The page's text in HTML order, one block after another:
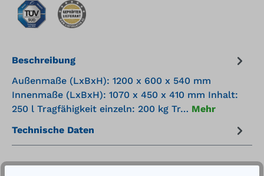
Beschreibung
Außenmaße (LxBxH): 1200 x 600 x 540 mm
Innenmaße (LxBxH): 1070 x 450 x 410 mm Inhalt:
250 l Tragfähigkeit einzeln: 200 kg Tr… Mehr
Technische Daten